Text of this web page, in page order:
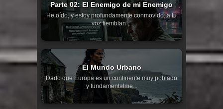
Parte 02: El Enemigo de mi Enemigo
He oído, y estoy profundamente conmovido; a tu
voz tiemblan ...
El Mundo Urbano
Dado que Europa es un continente muy poblado
y fundamentalme...